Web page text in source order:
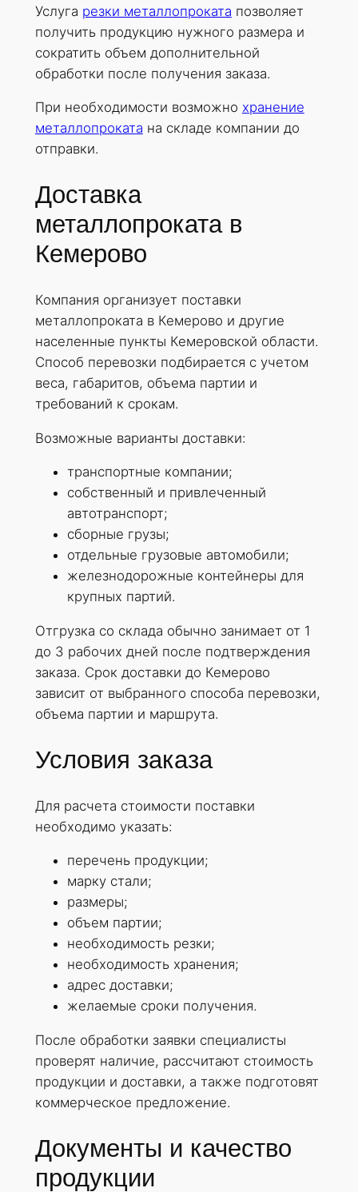
Услуга резки металлопроката позволяет
получить продукцию нужного размера и
сократить объем дополнительной
обработки после получения заказа.
При необходимости возможно хранение
металлопроката на складе компании до
отправки.
Доставка
металлопроката в
Кемерово
Компания организует поставки
металлопроката в Кемерово и другие
населенные пункты Кемеровской области.
Способ перевозки подбирается с учетом
веса, габаритов, объема партии и
требований к срокам.
Возможные варианты доставки:
транспортные компании;
собственный и привлеченный
автотранспорт;
сборные грузы;
отдельные грузовые автомобили;
железнодорожные контейнеры для
крупных партий.
Отгрузка со склада обычно занимает от 1
до 3 рабочих дней после подтверждения
заказа. Срок доставки до Кемерово
зависит от выбранного способа перевозки,
объема партии и маршрута.
Условия заказа
Для расчета стоимости поставки
необходимо указать:
перечень продукции;
марку стали;
размеры;
объем партии;
необходимость резки;
необходимость хранения;
адрес доставки;
желаемые сроки получения.
После обработки заявки специалисты
проверят наличие, рассчитают стоимость
продукции и доставки, а также подготовят
коммерческое предложение.
Документы и качество
продукции